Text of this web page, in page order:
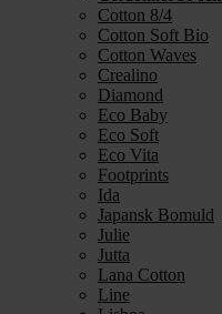
Cotton 8/4
Cotton Soft Bio
Cotton Waves
Crealino
Diamond
Eco Baby
Eco Soft
Eco Vita
Footprints
Ida
Japansk Bomuld
Julie
Jutta
Lana Cotton
Line